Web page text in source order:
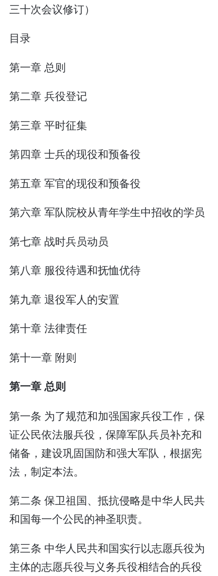
三十次会议修订）
目录
第一章 总则
第二章 兵役登记
第三章 平时征集
第四章 士兵的现役和预备役
第五章 军官的现役和预备役
第六章 军队院校从青年学生中招收的学员
第七章 战时兵员动员
第八章 服役待遇和抚恤优待
第九章 退役军人的安置
第十章 法律责任
第十一章 附则
第一章 总则
第一条 为了规范和加强国家兵役工作，保
证公民依法服兵役，保障军队兵员补充和
储备，建设巩固国防和强大军队，根据宪
法，制定本法。
第二条 保卫祖国、抵抗侵略是中华人民共
和国每一个公民的神圣职责。
第三条 中华人民共和国实行以志愿兵役为
主体的志愿兵役与义务兵役相结合的兵役